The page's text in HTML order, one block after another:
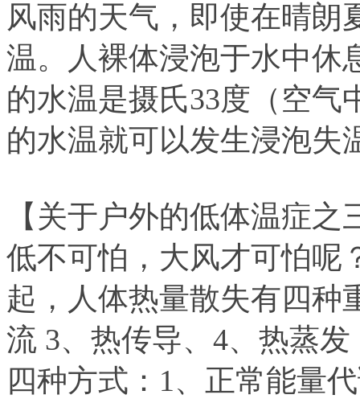
风雨的天气，即使在晴朗
温。人裸体浸泡于水中休
的水温是摄氏33度（空气
的水温就可以发生浸泡失
【关于户外的低体温症
低不可怕，大风才可怕呢
起，人体热量散失有四种
流 3、热传导、4、热蒸
四种方式：1、正常能量